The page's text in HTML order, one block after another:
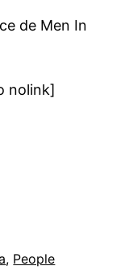
de Men In
nolink]
, People